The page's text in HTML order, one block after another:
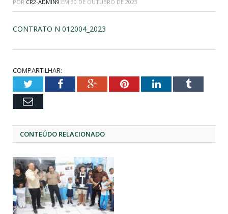
POR CR2-ADMIN9 EM 30 DE OUTUBRO DE 2023
CONTRATO N 012004_2023
COMPARTILHAR:
TwitterFacebookGoogle+PinterestLinkedInTumblr
Email
CONTEÚDO RELACIONADO